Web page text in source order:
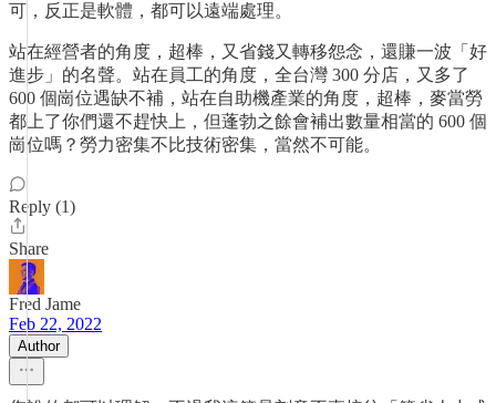
可，反正是軟體，都可以遠端處理。
站在經營者的角度，超棒，又省錢又轉移怨念，還賺一波「好
進步」的名聲。站在員工的角度，全台灣 300 分店，又多了
600 個崗位遇缺不補，站在自助機產業的角度，超棒，麥當勞
都上了你們還不趕快上，但蓬勃之餘會補出數量相當的 600 個
崗位嗎？勞力密集不比技術密集，當然不可能。
Reply (1)
Share
Fred Jame
Feb 22, 2022
Author